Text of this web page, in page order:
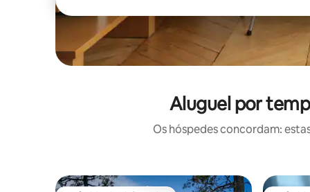
Aluguel por
Os hóspedes concordam: